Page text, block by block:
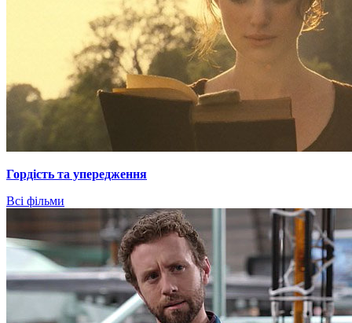
Гордiсть та упередження
Всі фільми